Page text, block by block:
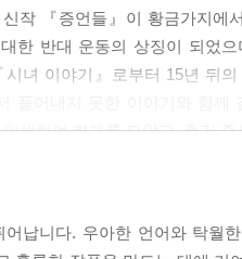
작 『증언들』이 황금가지에
한 반대 운동의 상징이 되었
시녀 이야기』로부터 15년 뒤
쇄하여 화제를 모았고, 출간
른 영감이 있다면 우리가 살고
어납니다. 우아한 언어와 탁월